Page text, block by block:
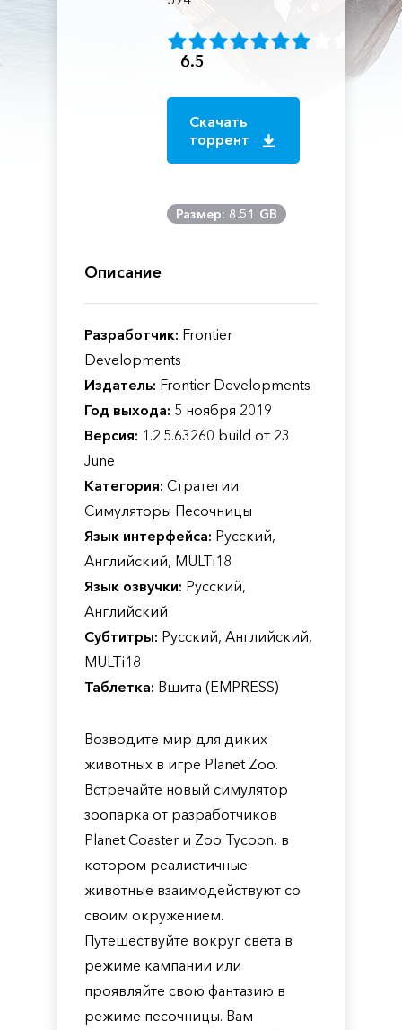
6.5
Скачать
торрент
Размер: 8.51 GB
Описание
Разработчик: Frontier
Developments
Издатель: Frontier Developments
Год выхода: 5 ноября 2019
Версия: 1.2.5.63260 build от 23
June
Категория: Стратегии
Симуляторы Песочницы
Язык интерфейса: Русский,
Английский, MULTi18
Язык озвучки: Русский,
Английский
Субтитры: Русский, Английский,
MULTi18
Таблетка: Вшита (EMPRESS)
Возводите мир для диких
животных в игре Planet Zoo.
Встречайте новый симулятор
зоопарка от разработчиков
Planet Coaster и Zoo Tycoon, в
котором реалистичные
животные взаимодействуют со
своим окружением.
Путешествуйте вокруг света в
режиме кампании или
проявляйте свою фантазию в
режиме песочницы. Вам